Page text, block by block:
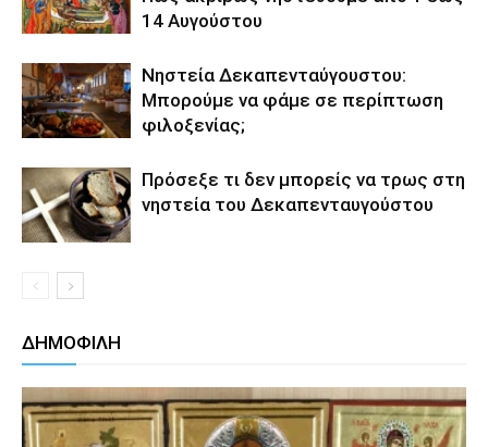
14 Αυγούστου
Νηστεία Δεκαπενταύγουστου:
Μπορούμε να φάμε σε περίπτωση
φιλοξενίας;
Πρόσεξε τι δεν μπορείς να τρως στη
νηστεία του Δεκαπενταυγούστου
ΔΗΜΟΦΙΛΗ